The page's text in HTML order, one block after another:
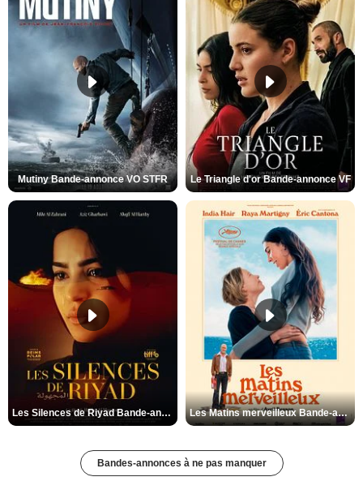
Mutiny Bande-annonce VO STFR Le Triangle d'or Bande-annonce VF
Les Silences de Riyad Bande-annonce VO STFR Les Matins merveilleux Bande-annonce VF
Bandes-annonces à ne pas manquer